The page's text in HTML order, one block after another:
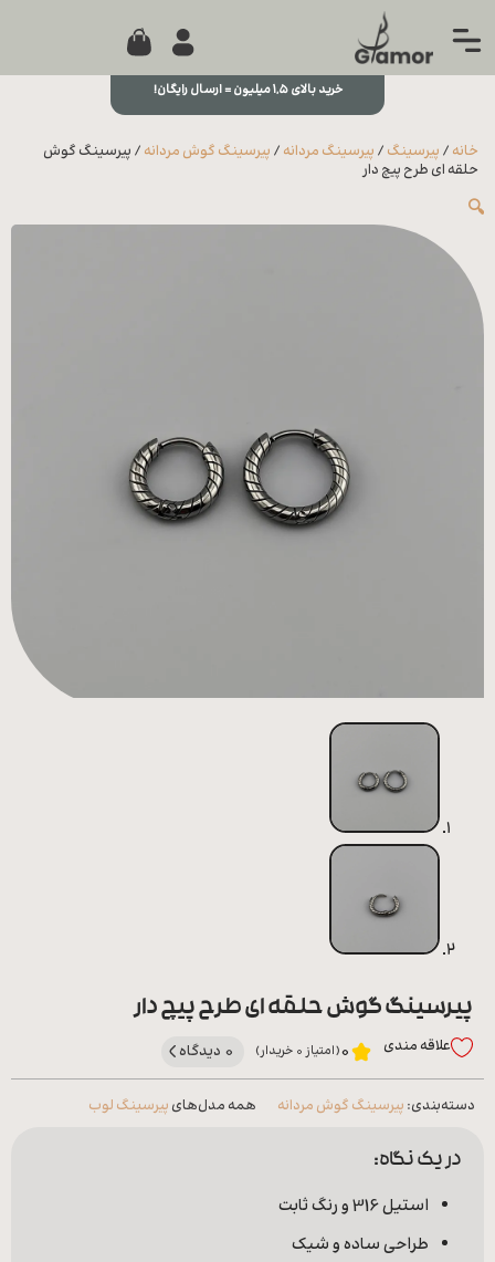
جستجو...
مجله
0
خرید بالای ۱,۵ میلیون = ارسال رایگان!
خانه / پیرسینگ / پیرسینگ مردانه / پیرسینگ گوش مردانه / پیرسینگ گوش
حلقه ای طرح پیچ دار
🔍
پیرسینگ گوش حلقه ای طرح پیچ دار
علاقه‌ مندی 0(امتیاز 0 خریدار) 0 دیدگاه
دسته‌بندی: پیرسینگ گوش مردانه همه مدل‌های پیرسینگ لوب
در یک نگاه:
استیل 316 و رنگ ثابت
طراحی ساده و شیک